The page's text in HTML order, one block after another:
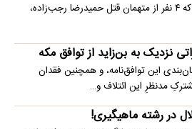
برخی گزارش‌ها مدعی هستند که ۴ نفر از متهمان قتل حمیدرضا رجب‌زاده،
نزدیک به بن‌زاید از توافق مکه
این توافق‌نامه، و همچنین فقدان
مدنظرِ این ائتلاف و…
در رشته ماهیگیری!